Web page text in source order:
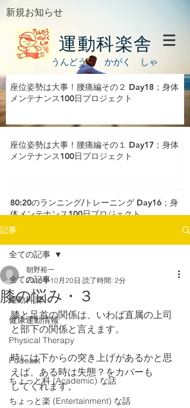
新規お知らせ
運動科楽舎
うんどう かがく しゃ
座位姿勢は大事！腰痛編その２ Day18；身体
メンテナンス100日プロジェクト
座位姿勢は大事！腰痛編その１ Day17；身体
メンテナンス100日プロジェクト
80:20のランニング/トレーニング Day16；身
体メンテナンス100日プロジェクト
記事
全ての記事
運動科楽
健康運動情報
Physical Therapy
Podcast
ちょっと科 (Academic) な話
ちょっと楽 (Entertainment) な話
全ての記事
膝の悩み・３
朝野裕一
2018年10月20日 読了時間: 2分
膝と足首の関係は、いわば直属の上司
と部下の関係と言えます。
時には下からの突き上げがあるかと思
えば、ある時は失態？をカバーも
してくれます。